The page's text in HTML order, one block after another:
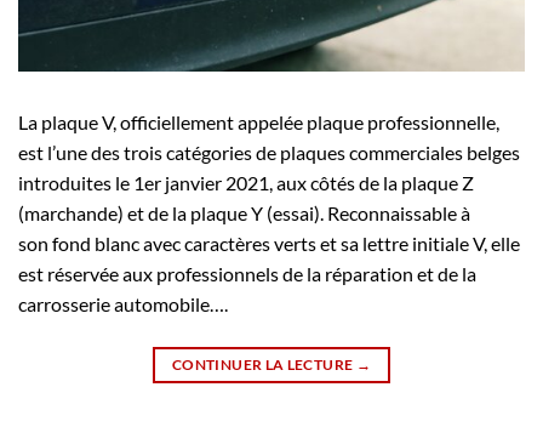
La plaque V, officiellement appelée plaque professionnelle,
est l’une des trois catégories de plaques commerciales belges
introduites le 1er janvier 2021, aux côtés de la plaque Z
(marchande) et de la plaque Y (essai). Reconnaissable à
son fond blanc avec caractères verts et sa lettre initiale V, elle
est réservée aux professionnels de la réparation et de la
carrosserie automobile….
CONTINUER LA LECTURE →